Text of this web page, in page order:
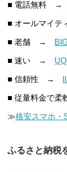
■ 電話無料 →
■ オールマイ
■ 老舗 →
■ 速い →
■ 信頼性 →
■ 従量料金で
≫格安スマホ・
ふるさと納税